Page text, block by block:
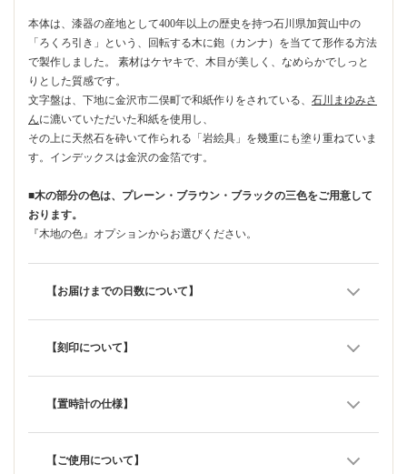
本体は、漆器の産地として400年以上の歴史を持つ石川県加賀山中の
「ろくろ引き」という、回転する木に鉋（カンナ）を当てて形作る方法
で製作しました。 素材はケヤキで、木目が美しく、なめらかでしっと
りとした質感です。
文字盤は、下地に金沢市二俣町で和紙作りをされている、 石川まゆみさ
んに漉いていただいた和紙を使用し、
その上に天然石を砕いて作られる「岩絵具」を幾重にも塗り重ねていま
す。インデックスは金沢の金箔です。
■木の部分の色は、プレーン・ブラウン・ブラックの三色をご用意して
おります。
『木地の色』オプションからお選びください。
【お届けまでの日数について】
【刻印について】
【置時計の仕様】
【ご使用について】